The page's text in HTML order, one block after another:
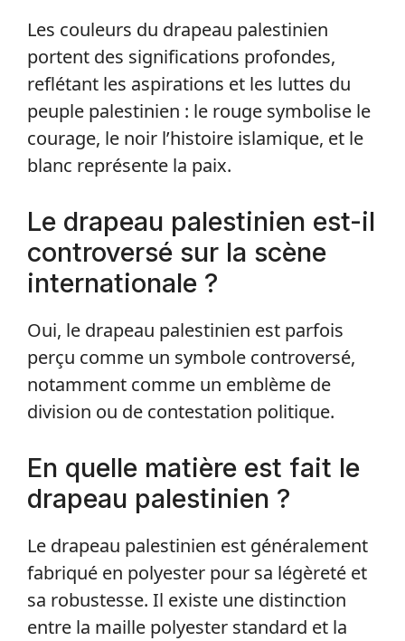
Les couleurs du drapeau palestinien
portent des significations profondes,
reflétant les aspirations et les luttes du
peuple palestinien : le rouge symbolise le
courage, le noir l’histoire islamique, et le
blanc représente la paix.
Le drapeau palestinien est-il
controversé sur la scène
internationale ?
Oui, le drapeau palestinien est parfois
perçu comme un symbole controversé,
notamment comme un emblème de
division ou de contestation politique.
En quelle matière est fait le
drapeau palestinien ?
Le drapeau palestinien est généralement
fabriqué en polyester pour sa légèreté et
sa robustesse. Il existe une distinction
entre la maille polyester standard et la